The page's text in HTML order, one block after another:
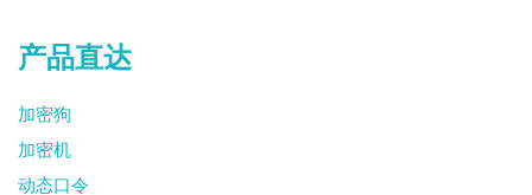
产品直达
加密狗
加密机
动态口令